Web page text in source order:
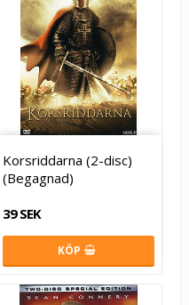
Korsriddarna (2-disc)
(Begagnad)
39 SEK
KÖP